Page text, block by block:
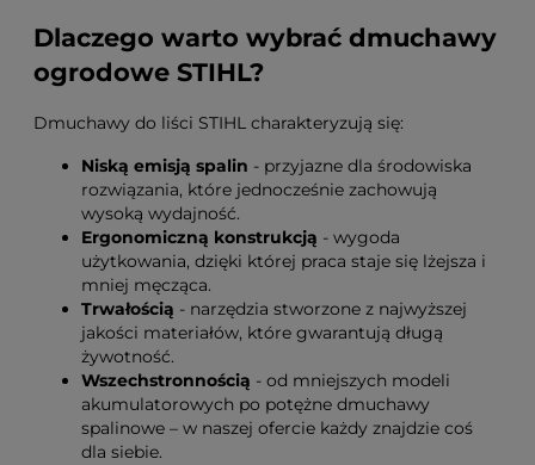
Dlaczego warto wybrać dmuchawy
ogrodowe STIHL?
Dmuchawy do liści STIHL charakteryzują się:
Niską emisją spalin - przyjazne dla środowiska
rozwiązania, które jednocześnie zachowują
wysoką wydajność.
Ergonomiczną konstrukcją - wygoda
użytkowania, dzięki której praca staje się lżejsza i
mniej męcząca.
Trwałością - narzędzia stworzone z najwyższej
jakości materiałów, które gwarantują długą
żywotność.
Wszechstronnością - od mniejszych modeli
akumulatorowych po potężne dmuchawy
spalinowe – w naszej ofercie każdy znajdzie coś
dla siebie.